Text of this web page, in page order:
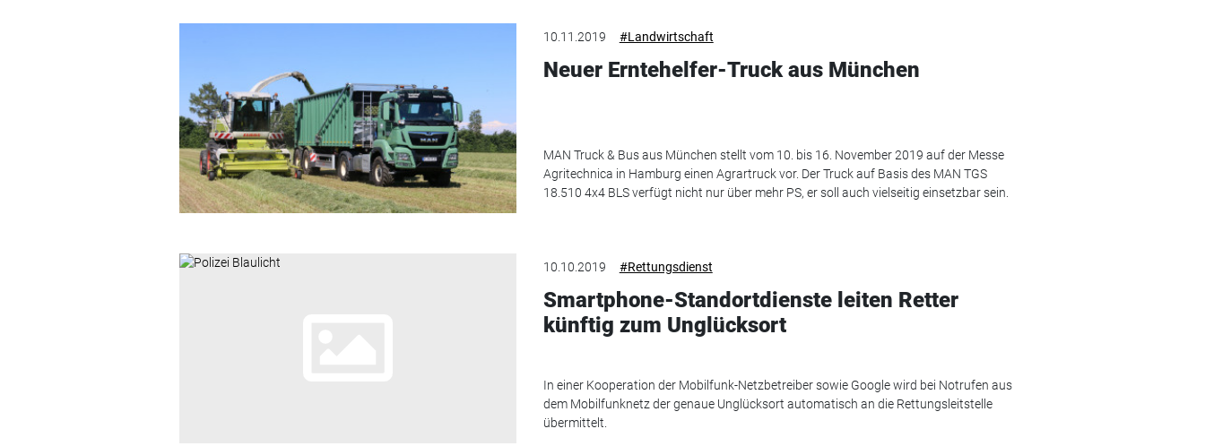
10.11.2019 #Landwirtschaft
Neuer Erntehelfer-Truck aus München
MAN Truck & Bus aus München stellt vom 10. bis 16. November 2019 auf der Messe
Agritechnica in Hamburg einen Agrartruck vor. Der Truck auf Basis des MAN TGS
18.510 4x4 BLS verfügt nicht nur über mehr PS, er soll auch vielseitig einsetzbar sein.
10.10.2019 #Rettungsdienst
Smartphone-Standortdienste leiten Retter
künftig zum Unglücksort
In einer Kooperation der Mobilfunk-Netzbetreiber sowie Google wird bei Notrufen aus
dem Mobilfunknetz der genaue Unglücksort automatisch an die Rettungsleitstelle
übermittelt.